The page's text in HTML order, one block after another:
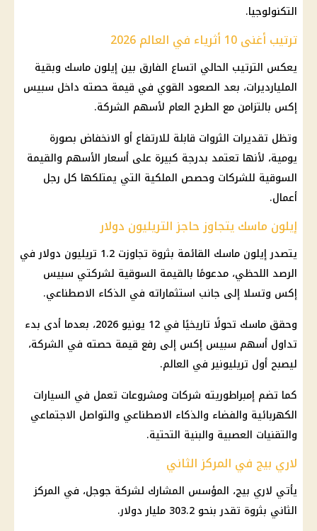
التكنولوجيا.
ترتيب أغنى 10 أثرياء في العالم 2026
يعكس الترتيب الحالي اتساع الفارق بين إيلون ماسك وبقية
المليارديرات، بعد الصعود القوي في قيمة حصته داخل سبيس
إكس بالتزامن مع الطرح العام لأسهم الشركة.
وتظل تقديرات الثروات قابلة للارتفاع أو الانخفاض بصورة
يومية، لأنها تعتمد بدرجة كبيرة على أسعار الأسهم والقيمة
السوقية للشركات وحصص الملكية التي يمتلكها كل رجل
أعمال.
إيلون ماسك يتجاوز حاجز التريليون دولار
يتصدر إيلون ماسك القائمة بثروة تجاوزت 1.2 تريليون دولار في
الرصد اللحظي، مدعومًا بالقيمة السوقية لشركتي سبيس
إكس وتسلا إلى جانب استثماراته في الذكاء الاصطناعي.
وحقق ماسك تحولًا تاريخيًا في 12 يونيو 2026، بعدما أدى بدء
تداول أسهم سبيس إكس إلى رفع قيمة حصته في الشركة،
ليصبح أول تريليونير في العالم.
كما تضم إمبراطوريته شركات ومشروعات تعمل في السيارات
الكهربائية والفضاء والذكاء الاصطناعي والتواصل الاجتماعي
والتقنيات العصبية والبنية التحتية.
لاري بيج في المركز الثاني
يأتي لاري بيج، المؤسس المشارك لشركة جوجل، في المركز
الثاني بثروة تقدر بنحو 303.2 مليار دولار.